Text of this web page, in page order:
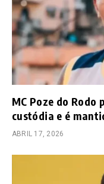
MC Poze do Rodo
custódia e é
ABRIL 17, 2026